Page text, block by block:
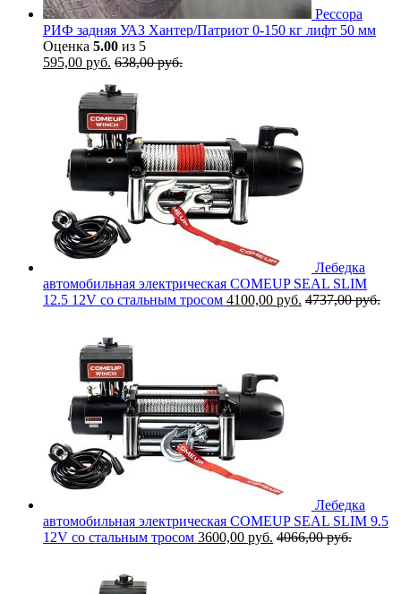
Рессора
РИФ задняя УАЗ Хантер/Патриот 0-150 кг лифт 50 мм
Оценка 5.00 из 5
595,00 руб. 638,00руб.
Лебедка
автомобильная электрическая COMEUP SEAL SLIM
12.5 12V со стальным тросом 4100,00 руб. 4737,00руб.
Лебедка
автомобильная электрическая COMEUP SEAL SLIM 9.5
12V со стальным тросом 3600,00 руб. 4066,00руб.